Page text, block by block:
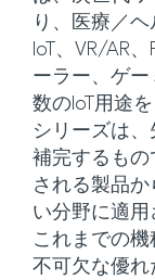
り、医療／
IoT、VR/AR
ーラー、ゲ
数のIoT用途
シリーズは、
補完するもの
される製品
い分野に適用
これまでの
不可欠な優